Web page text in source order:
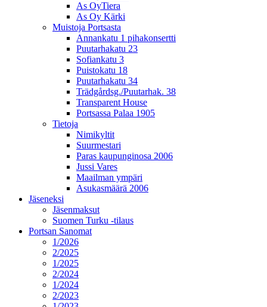
As OyTiera
As Oy Kärki
Muistoja Portsasta
Annankatu 1 pihakonsertti
Puutarhakatu 23
Sofiankatu 3
Puistokatu 18
Puutarhakatu 34
Trädgårdsg./Puutarhak. 38
Transparent House
Portsassa Palaa 1905
Tietoja
Nimikyltit
Suurmestari
Paras kaupunginosa 2006
Jussi Vares
Maailman ympäri
Asukasmäärä 2006
Jäseneksi
Jäsenmaksut
Suomen Turku -tilaus
Portsan Sanomat
1/2026
2/2025
1/2025
2/2024
1/2024
2/2023